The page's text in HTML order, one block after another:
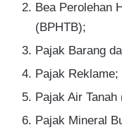
Bea Perolehan
(BPHTB);
Pajak Barang
Pajak Reklame;
Pajak Air Tanah
Pajak Mineral